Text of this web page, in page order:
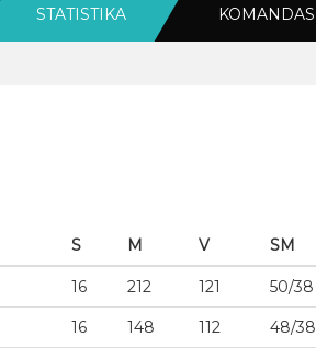
STATISTIKA KOMANDAS
S M V SM
16 212 121 50/38
16 148 112 48/38